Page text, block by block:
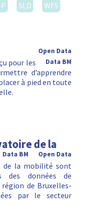
SLD
WFS
Open Data
Data BM
pour les
d’apprendre
à pied en toute
de la
Open Data
Data BM
de la mobilité sont
des données de
de Bruxelles-
par le secteur